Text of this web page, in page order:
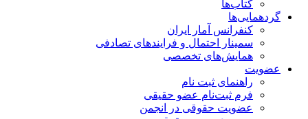
کتاب‌ها
گردهمایی‌ها
کنفرانس آمار ایران
سمینار احتمال و فرایندهای تصادفی
همایش‌های تخصصی
عضویت
راهنمای ثبت نام
فرم ثبت‌نام عضو حقیقی
عضویت حقوقی در انجمن